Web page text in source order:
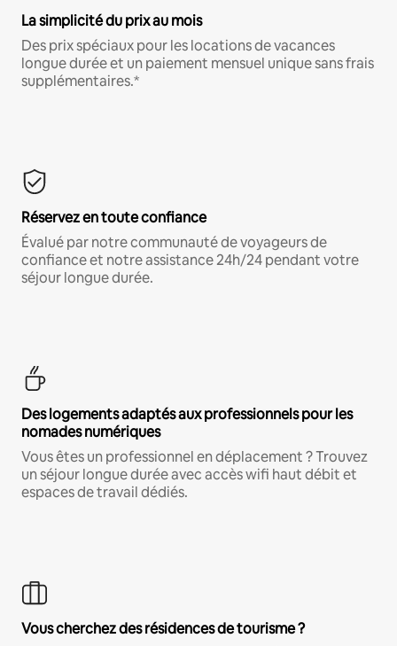
La simplicité du prix au mois
Des prix spéciaux pour les locations de vacances
longue durée et un paiement mensuel unique sans frais
supplémentaires.*
Réservez en toute confiance
Évalué par notre communauté de voyageurs de
confiance et notre assistance 24h/24 pendant votre
séjour longue durée.
Des logements adaptés aux professionnels pour les
nomades numériques
Vous êtes un professionnel en déplacement ? Trouvez
un séjour longue durée avec accès wifi haut débit et
espaces de travail dédiés.
Vous cherchez des résidences de tourisme ?